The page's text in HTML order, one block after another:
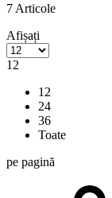
7 Articole
Afișați
12
12
24
36
Toate
pe pagină